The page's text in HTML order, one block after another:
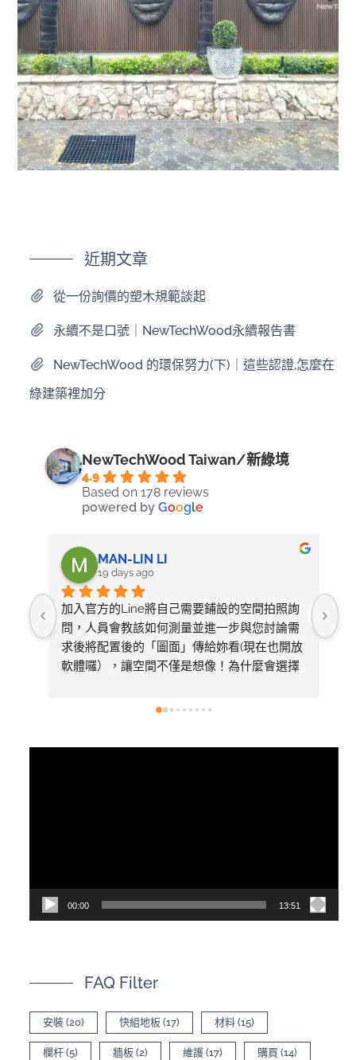
近期文章
從一份詢價的塑木規範談起
永續不是口號｜NewTechWood永續報告書
NewTechWood 的環保努力(下)｜這些認證,怎麼在
綠建築裡加分
NewTechWood Taiwan/新綠境
4.9
Based on 178 reviews
powered byGoogle
MAN-LIN LI
19 days ago
加入官方的Line將自己需要鋪設的空間拍照詢
問，人員會教該如何測量並進一步與您討論需
求後將配置後的「圖面」傳給妳看(現在也開放
軟體囉），讓空間不僅是想像！為什麼會選擇
採訪總公司，內容有詳細介紹產品差異
00:00 13:51
FAQ Filter
安裝 (20) 快組地板 (17) 材料 (15)
欄杆 (5) 牆板 (2) 維護 (17) 購買 (14)